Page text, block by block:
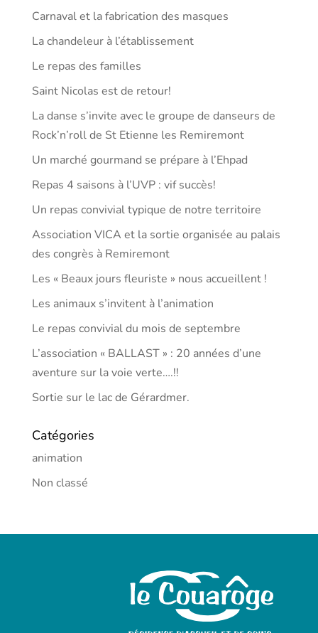
Carnaval et la fabrication des masques
La chandeleur à l’établissement
Le repas des familles
Saint Nicolas est de retour!
La danse s’invite avec le groupe de danseurs de
Rock’n’roll de St Etienne les Remiremont
Un marché gourmand se prépare à l’Ehpad
Repas 4 saisons à l’UVP : vif succès!
Un repas convivial typique de notre territoire
Association VICA et la sortie organisée au palais
des congrès à Remiremont
Les « Beaux jours fleuriste » nous accueillent !
Les animaux s’invitent à l’animation
Le repas convivial du mois de septembre
L’association « BALLAST » : 20 années d’une
aventure sur la voie verte….!!
Sortie sur le lac de Gérardmer.
Catégories
animation
Non classé